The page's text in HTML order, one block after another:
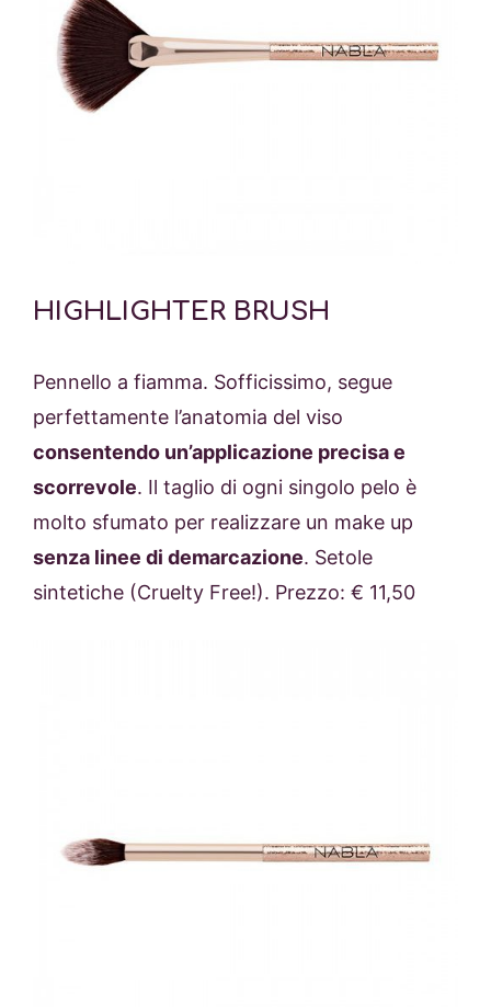
HIGHLIGHTER BRUSH
Pennello a fiamma. Sofficissimo, segue
perfettamente l’anatomia del viso
consentendo un’applicazione precisa e
scorrevole. Il taglio di ogni singolo pelo è
molto sfumato per realizzare un make up
senza linee di demarcazione. Setole
sintetiche (Cruelty Free!). Prezzo: € 11,50